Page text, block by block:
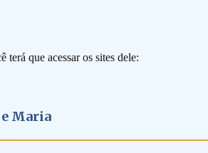
terá que acessar os sites dele:
e Maria